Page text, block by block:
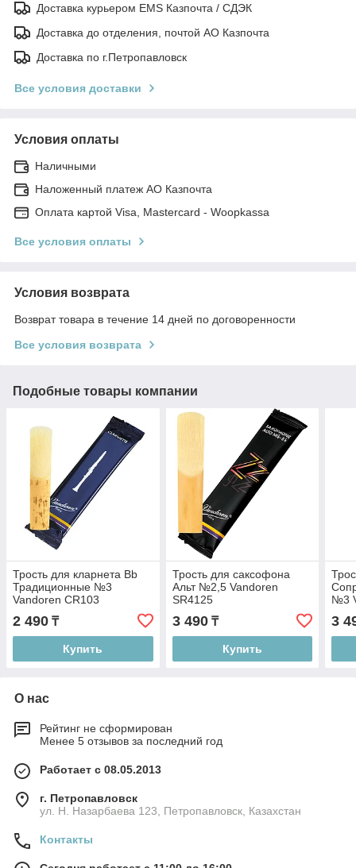
Доставка курьером EMS Казпочта / СДЭК
Доставка до отделения, почтой АО Казпочта
Доставка по г.Петропавловск
Все условия доставки
Условия оплаты
Наличными
Наложенный платеж АО Казпочта
Оплата картой Visa, Mastercard - Woopkassa
Все условия оплаты
Условия возврата
Возврат товара в течение 14 дней по договоренности
Все условия возврата
Подобные товары компании
Трость для кларнета Bb
Традиционные №3
Vandoren CR103
2 490 ₸
Купить
Трость для саксофона
Альт №2,5 Vandoren
SR4125
3 490₸
Купить
№3
3
О нас
Рейтинг не сформирован
Менее 5 отзывов за последний год
Работает с 08.05.2013
г. Петропавловск
ул. Н. Назарбаева 123, Петропавловск, Казахстан
Контакты